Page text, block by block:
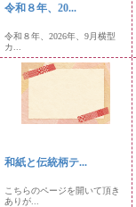
令和８年、20...
令和８年、2026年、9月横型
カ...
和紙と伝統柄テ...
こちらのページを開いて頂き
ありが...